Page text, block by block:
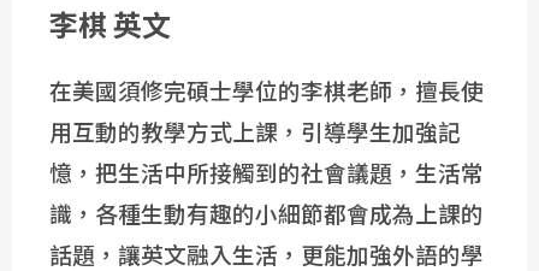
李棋 英文
在美國須修完碩士學位的李棋老師，擅長使
用互動的教學方式上課，引導學生加強記
憶，把生活中所接觸到的社會議題，生活常
識，各種生動有趣的小細節都會成為上課的
話題，讓英文融入生活，更能加強外語的學